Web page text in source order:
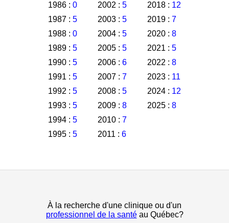
1986 : 0
1987 : 5
1988 : 0
1989 : 5
1990 : 5
1991 : 5
1992 : 5
1993 : 5
1994 : 5
1995 : 5
2002 : 5
2003 : 5
2004 : 5
2005 : 5
2006 : 6
2007 : 7
2008 : 5
2009 : 8
2010 : 7
2011 : 6
2018 : 12
2019 : 7
2020 : 8
2021 : 5
2022 : 8
2023 : 11
2024 : 12
2025 : 8
À la recherche d'une clinique ou d'un
professionnel de la santéau Québec?